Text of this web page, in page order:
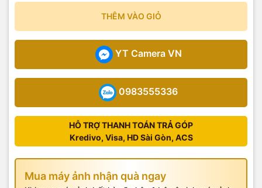
THÊM VÀO GIỎ
YT Camera VN
0983555336
HỖ TRỢ THANH TOÁN TRẢ GÓP
Kredivo, Visa, HD Sài Gòn, ACS
Mua máy ảnh nhận quà ngay